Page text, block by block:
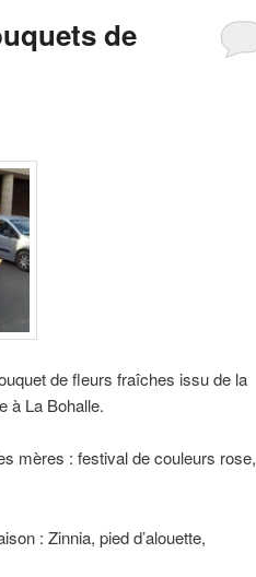
de
de fleurs fraîches issu de la
à La Bohalle.
mères : festival de couleurs rose,
: Zinnia, pied d’alouette,